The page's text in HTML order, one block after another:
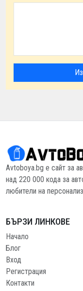
Avtoboya.bg е сайт за
над 220 000 кода за
любители на
БЪРЗИ ЛИНКОВЕ
Начало
Блог
Вход
Регистрация
Контакти